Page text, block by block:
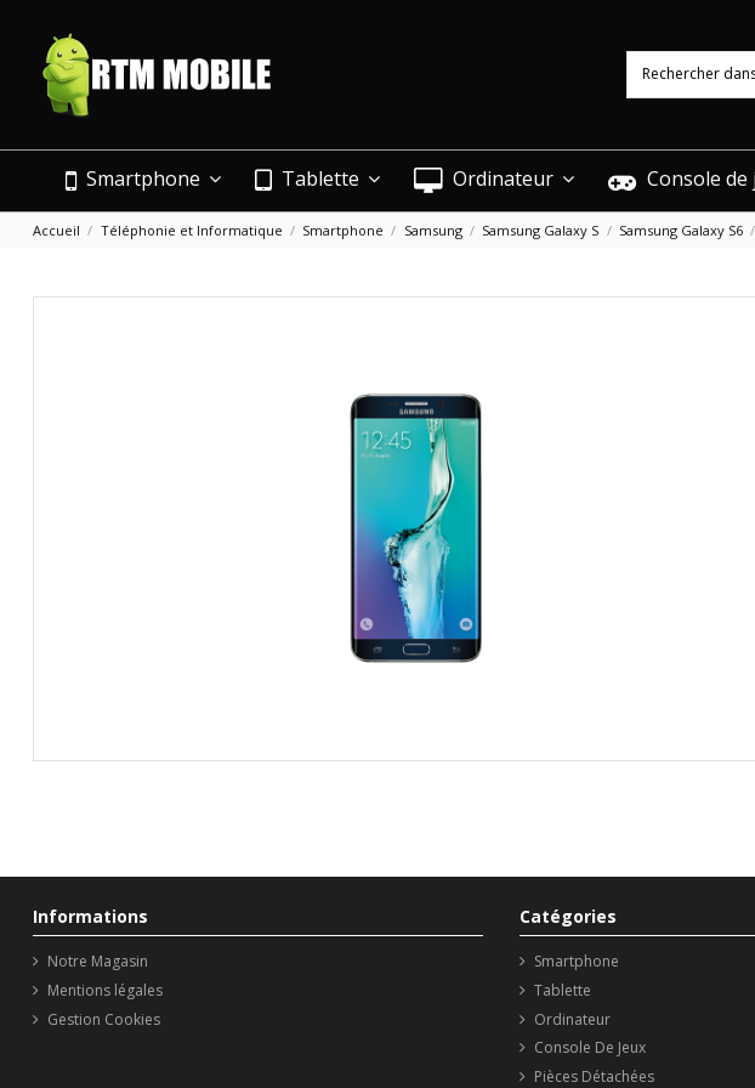
Smartphone Tablette Ordinateur Console de
Accueil Téléphonie et Informatique Smartphone Samsung Samsung Galaxy S Samsung Galaxy S6
Informations
Notre Magasin
Mentions légales
Gestion Cookies
Catégories
Smartphone
Tablette
Ordinateur
Console De Jeux
Pièces Détachées